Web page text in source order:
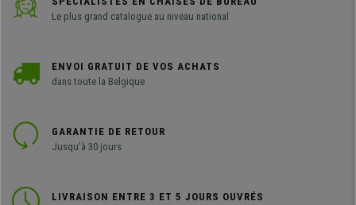
Le plus grand catalogue au niveau national
ENVOI GRATUIT DE VOS ACHATS
dans toute la Belgique
GARANTIE DE RETOUR
Jusqu'à 30 jours
LIVRAISON ENTRE 3 ET 5 JOURS OUVRÉS